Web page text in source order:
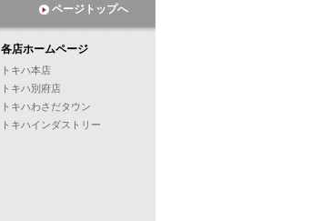
ページトップへ
各店ホームページ
トキハ本店
トキハ別府店
トキハわさだタウン
トキハインダストリー